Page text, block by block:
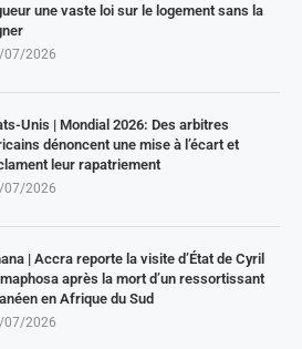
une vaste loi sur le logement sans la
07/2026
Unis | Mondial 2026: Des arbitres
dénoncent une mise à l’écart et
leur rapatriement
07/2026
| Accra reporte la visite d’État de Cyril
après la mort d’un ressortissant
en Afrique du Sud
07/2026